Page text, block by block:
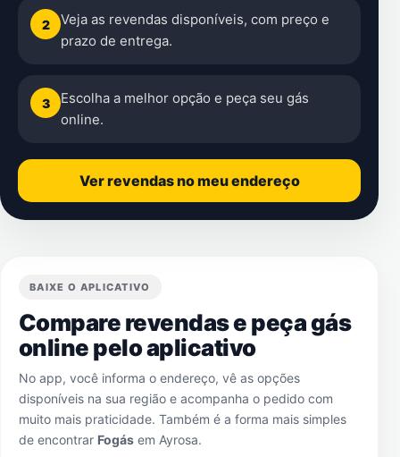
2
Veja as revendas disponíveis, com preço e
prazo de entrega.
3
Escolha a melhor opção e peça seu gás
online.
Ver revendas no meu endereço
BAIXE O APLICATIVO
Compare revendas e peça gás
online pelo aplicativo
No app, você informa o endereço, vê as opções
disponíveis na sua região e acompanha o pedido com
muito mais praticidade. Também é a forma mais simples
de encontrar Fogás em Ayrosa.